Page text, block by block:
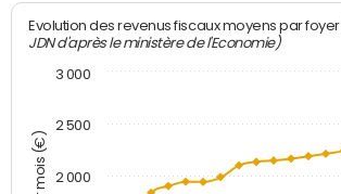
Evolution des revenus fiscaux moyens par foyer
JDN d'après le ministère de l'Economie)
2 000
2 500
3 000